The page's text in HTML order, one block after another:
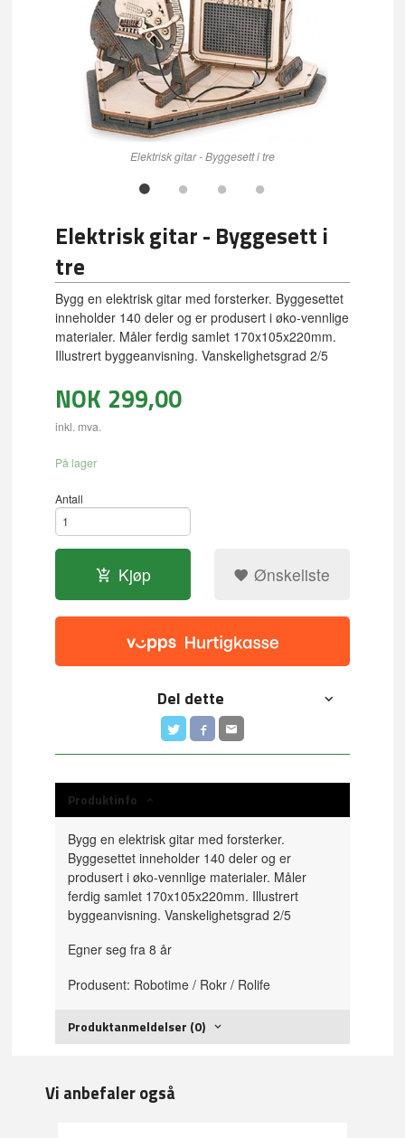
Elektrisk gitar - Byggesett i tre
Elektrisk gitar - Byggesett i
tre
Bygg en elektrisk gitar med forsterker. Byggesettet
inneholder 140 deler og er produsert i øko-vennlige
materialer. Måler ferdig samlet 170x105x220mm.
Illustrert byggeanvisning. Vanskelighetsgrad 2/5
NOK 299,00
inkl. mva.
På lager
Antall
Kjøp Ønskeliste
Del dette
Produktinfo
Bygg en elektrisk gitar med forsterker.
Byggesettet inneholder 140 deler og er
produsert i øko-vennlige materialer. Måler
ferdig samlet 170x105x220mm. Illustrert
byggeanvisning. Vanskelighetsgrad 2/5
Egner seg fra 8 år
Produsent: Robotime / Rokr / Rolife
Produktanmeldelser (0)
Vi anbefaler også